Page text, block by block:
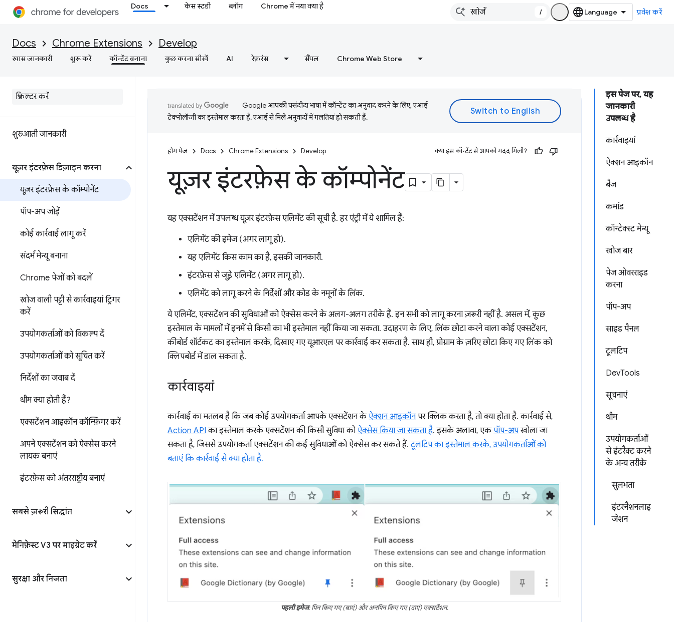
Docs केस स्टडी ब्लॉग Chrome में नया क्या है
/ प्रवेश करें
Docs Chrome Extensions Develop
खास जानकारी शुरू करें कॉन्टेंट बनाना कुछ करना सीखें AI रेफ़रंस सैंपल Chrome Web Store
शुरुआती जानकारी
यूज़र इंटरफ़ेस डिज़ाइन करना
यूज़र इंटरफ़ेस के कॉम्पोनेंट
पॉप-अप जोड़ें
कोई कार्रवाई लागू करें
संदर्भ मेन्यू बनाना
Chrome पेजों को बदलें
खोज वाली पट्टी से कार्रवाइयां ट्रिगर
करें
उपयोगकर्ताओं को विकल्प दें
उपयोगकर्ताओं को सूचित करें
निर्देशों का जवाब दें
थीम क्या होती हैं?
एक्सटेंशन आइकॉन कॉन्फ़िगर करें
अपने एक्सटेंशन को ऐक्सेस करने
लायक बनाएं
इंटरफ़ेस को अंतरराष्ट्रीय बनाएं
सबसे ज़रूरी सिद्धांत
मेनिफ़ेस्ट V3 पर माइग्रेट करें
सुरक्षा और निजता
इस पेज पर, यह
जानकारी
उपलब्ध है
कार्रवाइयां
ऐक्शन आइकॉन
बैज
कमांड
कॉन्टेक्स्ट मेन्यू
खोज बार
पेज ओवरराइड
करना
पॉप-अप
साइड पैनल
टूलटिप
DevTools
सूचनाएं
थीम
उपयोगकर्ताओं
से इंटरैक्ट करने
के अन्य तरीके
सुलभता
इंटरनैशनलाइ
जेशन
Google आपकी पसंदीदा भाषा में कॉन्टेंट का अनुवाद करने के लिए, एआई
टेक्नोलॉजी का इस्तेमाल करता है. एआई से मिले अनुवादों में गलतियां हो सकती हैं.
होम पेज Docs Chrome Extensions Develop क्या इस कॉन्टेंट से आपको मदद मिली?
यूज़र इंटरफ़ेस के कॉम्पोनेंट
यह एक्सटेंशन में उपलब्ध यूज़र इंटरफ़ेस एलिमेंट की सूची है. हर एंट्री में ये शामिल हैं:
एलिमेंट की इमेज (अगर लागू हो).
यह एलिमेंट किस काम का है, इसकी जानकारी.
इंटरफ़ेस से जुड़े एलिमेंट (अगर लागू हो).
एलिमेंट को लागू करने के निर्देशों और कोड के नमूनों के लिंक.
ये एलिमेंट, एक्सटेंशन की सुविधाओं को ऐक्सेस करने के अलग-अलग तरीके हैं. इन सभी को लागू करना ज़रूरी नहीं है. असल में, कुछ
इस्तेमाल के मामलों में इनमें से किसी का भी इस्तेमाल नहीं किया जा सकता. उदाहरण के लिए, लिंक छोटा करने वाला कोई एक्सटेंशन,
कीबोर्ड शॉर्टकट का इस्तेमाल करके, दिखाए गए यूआरएल पर कार्रवाई कर सकता है. साथ ही, प्रोग्राम के ज़रिए छोटा किए गए लिंक को
क्लिपबोर्ड में डाल सकता है.
कार्रवाइयां
कार्रवाई का मतलब है कि जब कोई उपयोगकर्ता आपके एक्सटेंशन केऐक्शन आइकॉनपर क्लिक करता है, तो क्या होता है. कार्रवाई से,
Action API का इस्तेमाल करके एक्सटेंशन की किसी सुविधा कोऐक्सेस किया जा सकता है. इसके अलावा, एकपॉप-अपखोला जा
सकता है, जिससे उपयोगकर्ता एक्सटेंशन की कई सुविधाओं को ऐक्सेस कर सकते हैं.टूलटिप का इस्तेमाल करके, उपयोगकर्ताओं को
बताएं कि कार्रवाई से क्या होता है.
पहली इमेज: पिन किए गए (बाएं) और अनपिन किए गए (दाएं) एक्सटेंशन.